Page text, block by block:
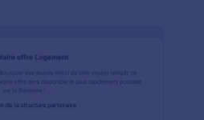
immédiatement !